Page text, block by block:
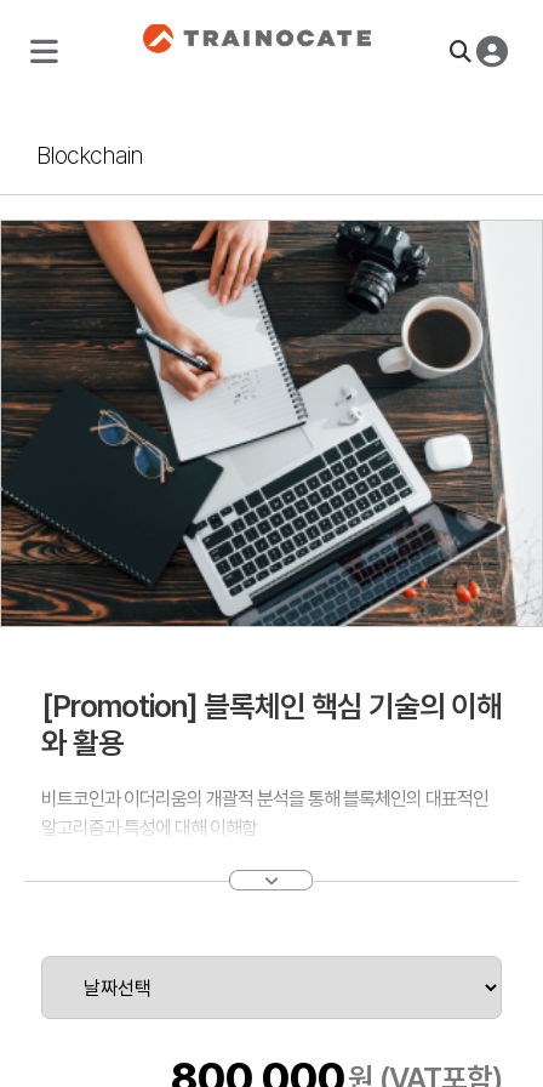
Blockchain
[Promotion] 블록체인 핵심 기술의 이해
와 활용
비트코인과 이더리움의 개괄적 분석을 통해 블록체인의 대표적인
알고리즘과 특성에 대해 이해함
대표적인 플랫폼인 비트코인 코어, 이더리움 등을 이용한 실행 환경
원 (VAT포함)